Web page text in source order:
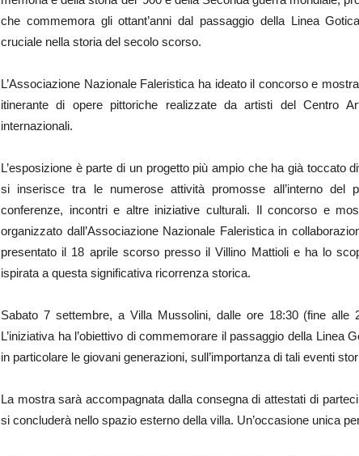
che commemora gli ottant’anni dal passaggio della Linea
cruciale nella storia del secolo scorso.
L’Associazione Nazionale Faleristica ha ideato il concorso e
itinerante di opere pittoriche realizzate da artisti del Centro
internazionali.
L’esposizione è parte di un progetto più ampio che ha già toccato
si inserisce tra le numerose attività promosse all’interno del
conferenze, incontri e altre iniziative culturali. Il concorso e
organizzato dall’Associazione Nazionale Faleristica in
presentato il 18 aprile scorso presso il Villino Mattioli e ha lo
ispirata a questa significativa ricorrenza storica.
Sabato 7 settembre, a Villa Mussolini, dalle ore 18:30 (fine alle
L’iniziativa ha l’obiettivo di commemorare il passaggio della Linea
in particolare le giovani generazioni, sull’importanza di tali eventi
La mostra sarà accompagnata dalla consegna di attestati di
si concluderà nello spazio esterno della villa. Un’occasione unica